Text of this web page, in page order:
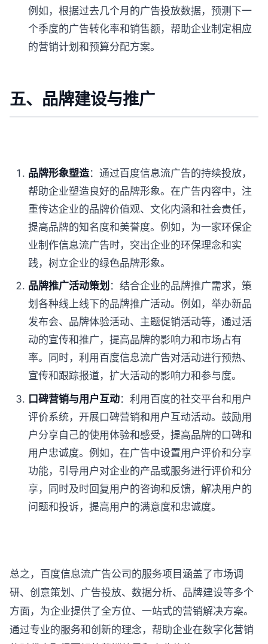
例如，根据过去几个月的广告投放数据，预测下一
个季度的广告转化率和销售额，帮助企业制定相应
的营销计划和预算分配方案。
五、品牌建设与推广
品牌形象塑造：通过百度信息流广告的持续投放，
帮助企业塑造良好的品牌形象。在广告内容中，注
重传达企业的品牌价值观、文化内涵和社会责任，
提高品牌的知名度和美誉度。例如，为一家环保企
业制作信息流广告时，突出企业的环保理念和实
践，树立企业的绿色品牌形象。
品牌推广活动策划 ：结合企业的品牌推广需求，策
划各种线上线下的品牌推广活动。例如，举办新品
发布会、品牌体验活动、主题促销活动等，通过活
动的宣传和推广，提高品牌的影响力和市场占有
率。同时，利用百度信息流广告对活动进行预热、
宣传和跟踪报道，扩大活动的影响力和参与度。
口碑营销与用户互动：利用百度的社交平台和用户
评价系统，开展口碑营销和用户互动活动。鼓励用
户分享自己的使用体验和感受，提高品牌的口碑和
用户忠诚度。例如，在广告中设置用户评价和分享
功能，引导用户对企业的产品或服务进行评价和分
享，同时及时回复用户的咨询和反馈，解决用户的
问题和投诉，提高用户的满意度和忠诚度。
总之，百度信息流广告公司的服务项目涵盖了市场调
研、创意策划、广告投放、数据分析、品牌建设等多个
方面，为企业提供了全方位、一站式的营销解决方案。
通过专业的服务和创新的理念，帮助企业在数字化营销